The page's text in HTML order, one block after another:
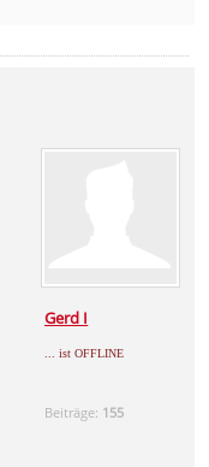
Gerd I
... ist OFFLINE
Beiträge: 155